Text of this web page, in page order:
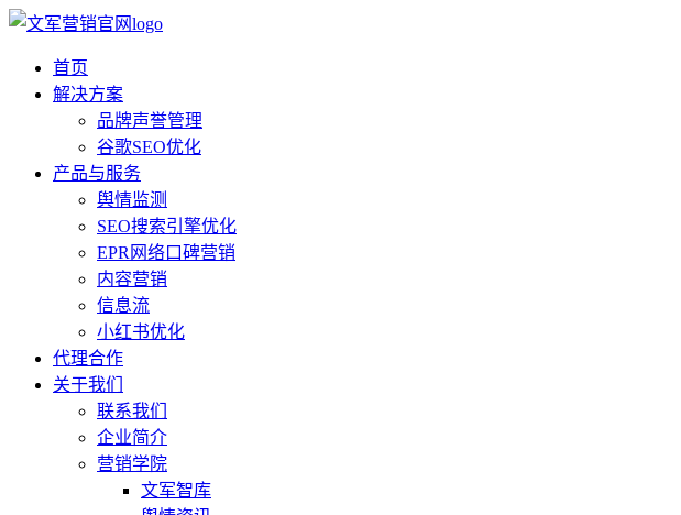
首页
解决方案
品牌声誉管理
谷歌SEO优化
产品与服务
舆情监测
SEO搜索引擎优化
EPR网络口碑营销
内容营销
信息流
小红书优化
代理合作
关于我们
联系我们
企业简介
营销学院
文军智库